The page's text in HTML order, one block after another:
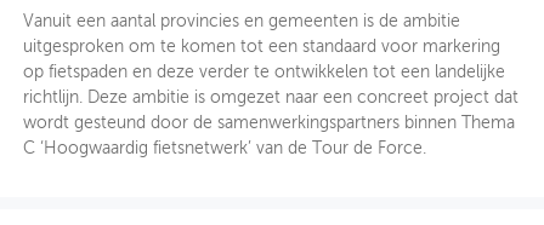
OVER FIETSBERAAD
THEMASITES
MIJN PROFIEL
Vanuit een aantal provincies en gemeenten is de ambitie
uitgesproken om te komen tot een standaard voor markering
op fietspaden en deze verder te ontwikkelen tot een landelijke
richtlijn. Deze ambitie is omgezet naar een concreet project dat
wordt gesteund door de samenwerkingspartners binnen Thema
C ‘Hoogwaardig fietsnetwerk’ van de Tour de Force.